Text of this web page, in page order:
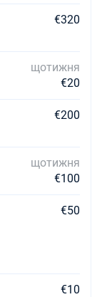
€320
щотижня
€20
€200
щотижня
€100
€50
€10